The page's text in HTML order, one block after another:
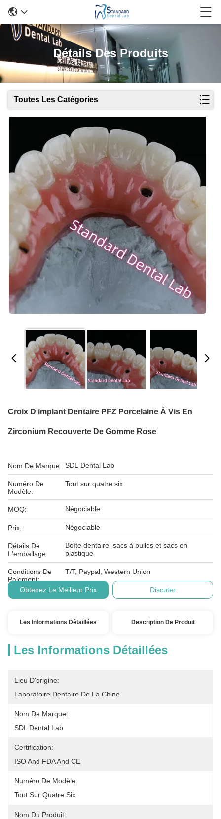
Détails Des Produits
Toutes Les Catégories
Croix D'implant Dentaire PFZ Porcelaine À Vis En
Zirconium Recouverte De Gomme Rose
Nom De Marque: SDL Dental Lab
Numéro De
Modèle:
Tout sur quatre six
MOQ: Négociable
Prix: Négociable
Détails De
L'emballage:
Boîte dentaire, sacs à bulles et sacs en
plastique
Conditions De
Paiement:
T/T, Paypal, Western Union
Obtenez Le Meilleur Prix Discuter
Les Informations Détaillées Description De Produit
Les Informations Détaillées
Lieu D'origine:
Laboratoire Dentaire De La Chine
Nom De Marque:
SDL Dental Lab
Certification:
ISO And FDA And CE
Numéro De Modèle:
Tout Sur Quatre Six
Nom Du Produit: